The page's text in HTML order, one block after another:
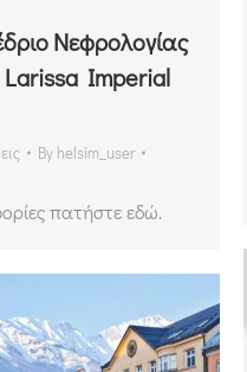
Νεφρολογίας
Larissa Imperial
By helsim_user
πατήστε εδώ.